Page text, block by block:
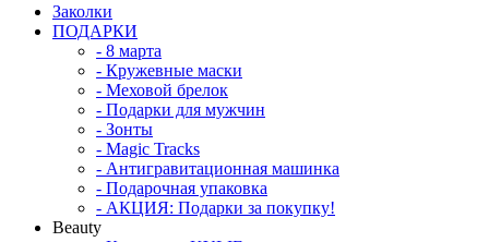
Заколки
ПОДАРКИ
- 8 марта
- Кружевные маски
- Меховой брелок
- Подарки для мужчин
- Зонты
- Magic Tracks
- Антигравитационная машинка
- Подарочная упаковка
- АКЦИЯ: Подарки за покупку!
Beauty